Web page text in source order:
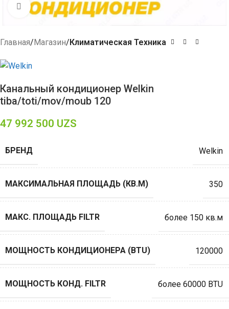
Click to enlarge
Главная Магазин Климатическая Техника
Канальный кондиционер Welkin
tiba/toti/mov/moub 120
47 992 500 UZS
БРЕНД Welkin
МАКСИМАЛЬНАЯ ПЛОЩАДЬ (КВ.М) 350
МАКС. ПЛОЩАДЬ FILTR более 150 кв.м
МОЩНОСТЬ КОНДИЦИОНЕРА (BTU) 120000
МОЩНОСТЬ КОНД. FILTR более 60000 BTU